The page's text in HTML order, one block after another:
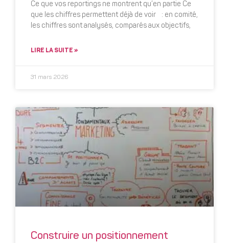
Ce que vos reportings ne montrent qu’en partie Ce
que les chiffres permettent déjà de voir : en comité,
les chiffres sont analysés, comparés aux objectifs,
LIRE LA SUITE »
31 mars 2026
Construire un positionnement